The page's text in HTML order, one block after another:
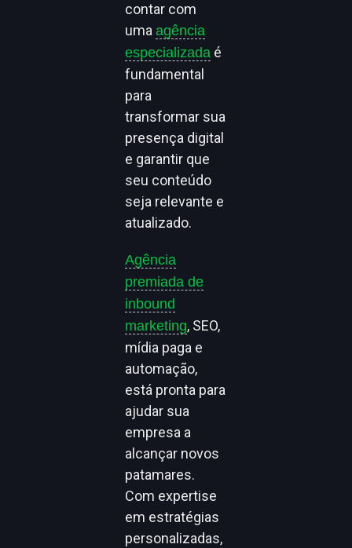
contar com
umaagência
especializada é
fundamental
para
transformar sua
presença digital
e garantir que
seu conteúdo
seja relevante e
atualizado.
Agência
premiada de
inbound
marketing, SEO,
mídia paga e
automação,
está pronta para
ajudar sua
empresa a
alcançar novos
patamares.
Com expertise
em estratégias
personalizadas,